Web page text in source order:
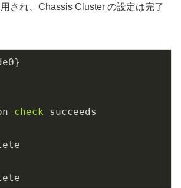
され、Chassis Cluster の設定は完了
check succeeds